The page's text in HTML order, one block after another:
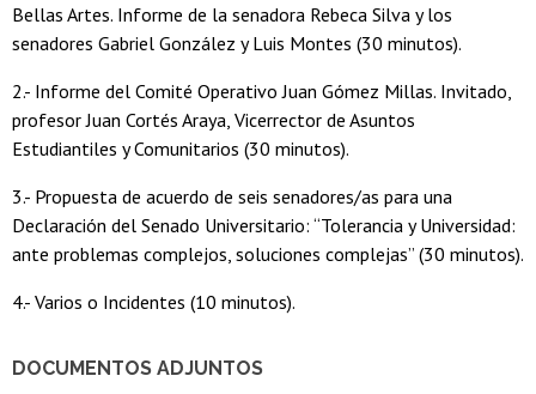
DOCUMENTOS ADJUNTOS
Bellas Artes. Informe de la senadora Rebeca Silva y los
senadores Gabriel González y Luis Montes (30 minutos).
2.- Informe del Comité Operativo Juan Gómez Millas. Invitado,
profesor Juan Cortés Araya, Vicerrector de Asuntos
Estudiantiles y Comunitarios (30 minutos).
3.- Propuesta de acuerdo de seis senadores/as para una
Declaración del Senado Universitario: “Tolerancia y Universidad:
ante problemas complejos, soluciones complejas” (30 minutos).
4.- Varios o Incidentes (10 minutos).